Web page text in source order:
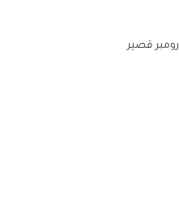
رومبر قصير